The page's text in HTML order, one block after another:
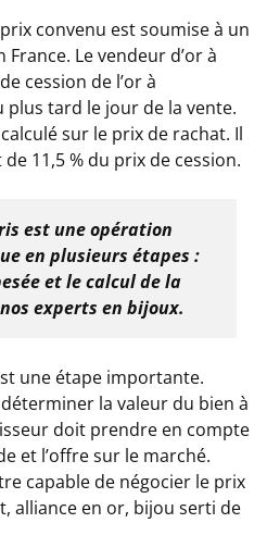
convenu est soumise à un
Le vendeur d’or à
cession de l’or à
plus tard le jour de la vente.
sur le prix de rachat. Il
11,5 % du prix de cession.
est une opération
en plusieurs étapes :
et le calcul de la
experts en bijoux.
une étape importante.
la valeur du bien à
doit prendre en compte
et l’offre sur le marché.
capable de négocier le prix
alliance en or, bijou serti de